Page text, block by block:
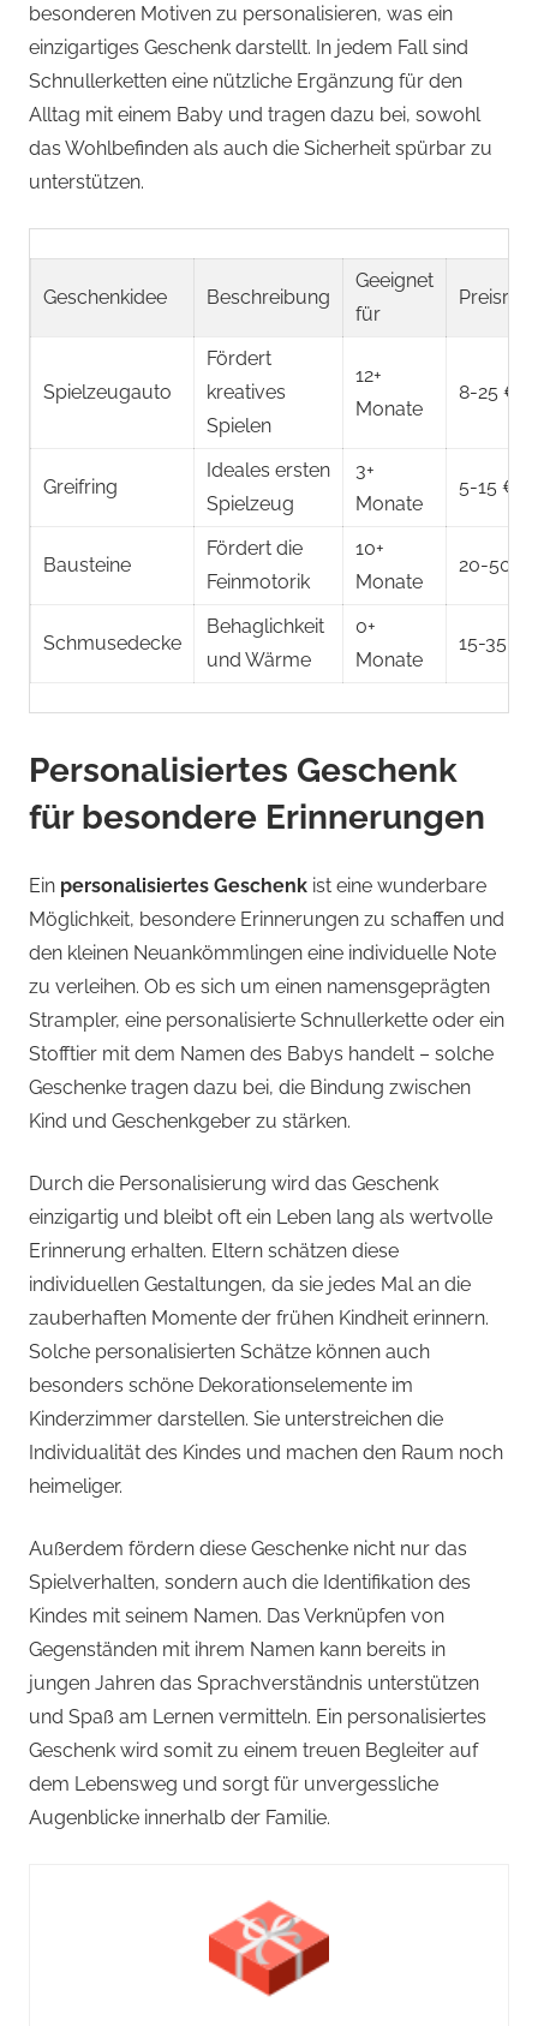
besonderen Motiven zu personalisieren, was ein
einzigartiges Geschenk darstellt. In jedem Fall sind
Schnullerketten eine nützliche Ergänzung für den
Alltag mit einem Baby und tragen dazu bei, sowohl
das Wohlbefinden als auch die Sicherheit spürbar zu
unterstützen.
Geschenkidee Beschreibung
Geeignet
für
Spielzeugauto
Fördert
kreatives
Spielen
12+
Monate
8-25 €
Greifring
Ideales ersten
Spielzeug
3+
Monate
5-15 €
Bausteine
Fördert die
Feinmotorik
10+
Monate
20-50 €
Schmusedecke
Behaglichkeit
und Wärme
0+
Monate
15-35 €
Personalisiertes Geschenk
für besondere Erinnerungen
Ein personalisiertes Geschenk ist eine wunderbare
Möglichkeit, besondere Erinnerungen zu schaffen und
den kleinen Neuankömmlingen eine individuelle Note
zu verleihen. Ob es sich um einen namensgeprägten
Strampler, eine personalisierte Schnullerkette oder ein
Stofftier mit dem Namen des Babys handelt – solche
Geschenke tragen dazu bei, die Bindung zwischen
Kind und Geschenkgeber zu stärken.
Durch die Personalisierung wird das Geschenk
einzigartig und bleibt oft ein Leben lang als wertvolle
Erinnerung erhalten. Eltern schätzen diese
individuellen Gestaltungen, da sie jedes Mal an die
zauberhaften Momente der frühen Kindheit erinnern.
Solche personalisierten Schätze können auch
besonders schöne Dekorationselemente im
Kinderzimmer darstellen. Sie unterstreichen die
Individualität des Kindes und machen den Raum noch
heimeliger.
Außerdem fördern diese Geschenke nicht nur das
Spielverhalten, sondern auch die Identifikation des
Kindes mit seinem Namen. Das Verknüpfen von
Gegenständen mit ihrem Namen kann bereits in
jungen Jahren das Sprachverständnis unterstützen
und Spaß am Lernen vermitteln. Ein personalisiertes
Geschenk wird somit zu einem treuen Begleiter auf
dem Lebensweg und sorgt für unvergessliche
Augenblicke innerhalb der Familie.